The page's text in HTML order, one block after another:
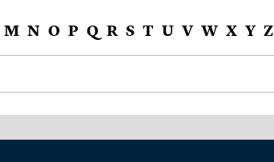
M N O P Q R S T U V W X Y Z